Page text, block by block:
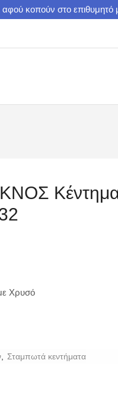
αφού κοπούν στο επιθυμητό
Χρυσό
Σταμπωτά κεντήματα